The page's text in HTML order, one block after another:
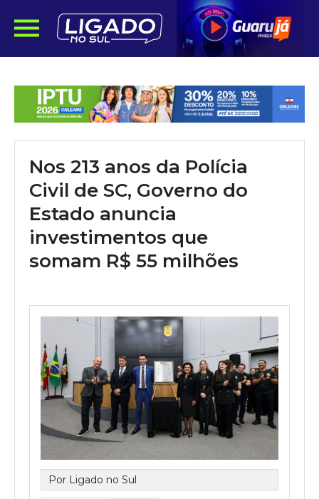
Nos 213 anos da Polícia
Civil de SC, Governo do
Estado anuncia
investimentos que
somam R$ 55 milhões
Por Ligado no Sul